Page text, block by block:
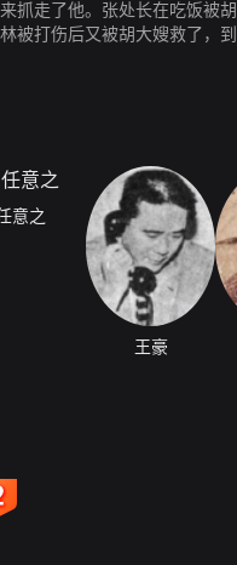
抓走了他。张处长在吃饭被
被打伤后又被胡大嫂救了，
意之
王豪